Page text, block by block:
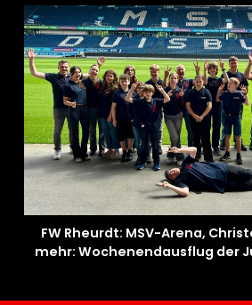
FW Rheurdt: MSV-Arena,
mehr: Wochenendausflug der